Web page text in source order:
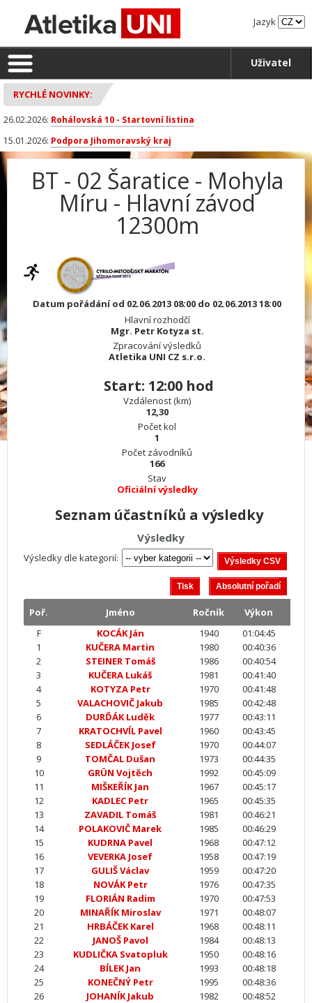
Jazyk
Uživatel
RYCHLÉ NOVINKY:
26.02.2026: Rohálovská 10 - Startovní listina
15.01.2026: Podpora Jihomoravský kraj
BT - 02 Šaratice - Mohyla
Míru - Hlavní závod
12300m
Datum pořádání od 02.06.2013 08:00 do 02.06.2013 18:00
Hlavní rozhodčí
Mgr. Petr Kotyza st.
Zpracování výsledků
Atletika UNI CZ s.r.o.
Start: 12:00 hod
Vzdálenost (km)
12,30
Počet kol
1
Počet závodníků
166
Stav
Oficiální výsledky
Seznam účastníků a výsledky
Výsledky
Výsledky dle kategorií:
Poř. Jméno Ročník
Výkon
F
KOCÁK Ján 1940
01:04:45
1
KUČERA Martin 1980
00:40:36
2
STEINER Tomáš 1986
00:40:54
3
KUČERA Lukáš 1981
00:41:40
4
KOTYZA Petr 1970
00:41:48
5
VALACHOVIČ Jakub 1985
00:42:48
6
DURĎÁK Luděk 1977
00:43:11
7
KRATOCHVÍL Pavel 1960
00:43:45
8
SEDLÁČEK Josef 1970
00:44:07
9
TOMČAL Dušan 1973
00:44:35
10
GRÜN Vojtěch 1992
00:45:09
11
MIŠKEŘÍK Jan 1967
00:45:17
12
KADLEC Petr 1965
00:45:35
13
ZAVADIL Tomáš 1981
00:46:21
14
POLAKOVIČ Marek 1985
00:46:29
15
KUDRNA Pavel 1968
00:47:12
16
VEVERKA Josef 1958
00:47:19
17
GULIŠ Václav 1959
00:47:20
18
NOVÁK Petr 1976
00:47:35
19
FLORIÁN Radim 1970
00:47:53
20
MINAŘÍK Miroslav 1971
00:48:07
21
HRBÁČEK Karel 1968
00:48:11
22
JANOŠ Pavol 1984
00:48:13
23
KUDLIČKA Svatopluk 1950
00:48:16
24
BÍLEK Jan 1993
00:48:18
25
KONEČNÝ Petr 1995
00:48:36
26
JOHANÍK Jakub 1982
00:48:52